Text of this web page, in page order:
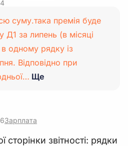
суму.така премія буде
Д1 за липень (в місяці
одному рядку із
Відповідно при
Ще
Зарплата
сторінки звітності: рядки